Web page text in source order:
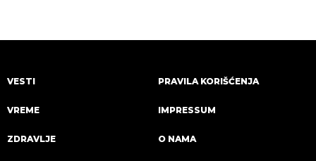
VESTI
VREME
ZDRAVLJE
PRAVILA KORIŠĆENJA
IMPRESSUM
O NAMA